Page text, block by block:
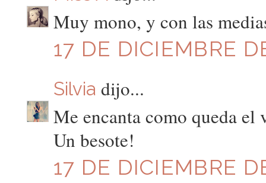
Muy mono, y con las
17 DE DICIEMBRE
Silvia dijo...
Me encanta como queda el
Un besote!
17 DE DICIEMBRE